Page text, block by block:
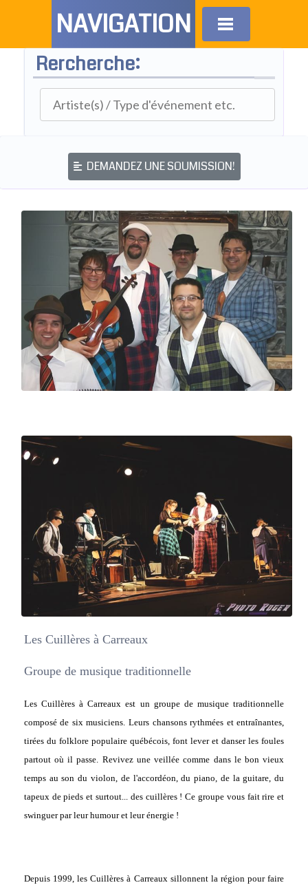
NAVIGATION
Rercherche:
DEMANDEZ UNE SOUMISSION!
Les Cuillères à Carreaux
Groupe de musique traditionnelle
Les Cuillères à Carreaux est un groupe de musique traditionnelle
composé de six musiciens. Leurs chansons rythmées et entraînantes,
tirées du folklore populaire québécois, font lever et danser les foules
partout où il passe. Revivez une veillée comme dans le bon vieux
temps au son du violon, de l'accordéon, du piano, de la guitare, du
tapeux de pieds et surtout... des cuillères ! Ce groupe vous fait rire et
swinguer par leur humour et leur énergie !
Depuis 1999, les Cuillères à Carreaux sillonnent la région pour faire